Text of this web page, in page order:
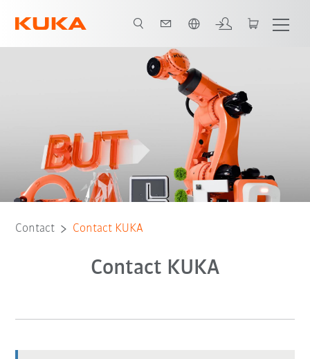
Contact Contact KUKA
Contact KUKA